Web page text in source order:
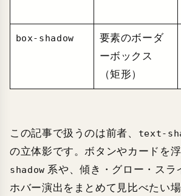
box-shadow
要素のボーダ
ーボックス
（矩形）
この記事で扱うのは前者、 text-
の立体影です。ボタンやカードを
shadow 系や、傾き・グロー・スラ
ホバー演出をまとめて見比べたい